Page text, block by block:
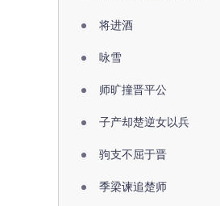
将进酒
咏雪
师旷撞晋平公
子产却楚逆女以兵
驹支不屈于晋
季梁谏追楚师